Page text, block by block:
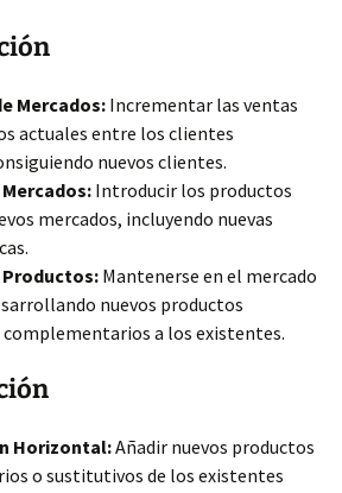
Mercados: Incrementar las ventas
actuales entre los clientes
nuevos clientes.
Introducir los productos
mercados, incluyendo nuevas
Mantenerse en el mercado
nuevos productos
complementarios a los existentes.
Horizontal:Añadir nuevos productos
o sustitutivos de los existentes